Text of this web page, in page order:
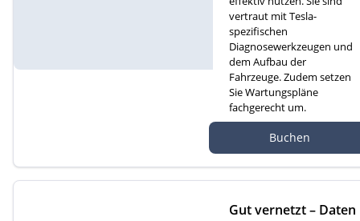
vertraut mit Tesla-
spezifischen
Diagnosewerkzeugen und
dem Aufbau der
Fahrzeuge. Zudem setzen
Sie Wartungspläne
fachgerecht um.
atte 1D, 6260 Reiden
Buchen
Gut vernetzt – Daten